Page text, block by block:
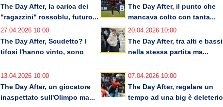
The Day After, la carica dei
"ragazzini" rossoblu, futuro...
The Day After, il punto che
mancava colto con tanta...
27.04.2026 10:00
The Day After, Scudetto? I
tifosi l'hanno vinto, sono
20.04.2026 10:00
The Day After, tra alti e bassi
nella stessa partita ma...
13.04.2026 10:00
The Day After, un giocatore
inaspettato sull'Olimpo ma...
07.04.2026 10:00
The Day After, regalare un
tempo ad una big è deleterio